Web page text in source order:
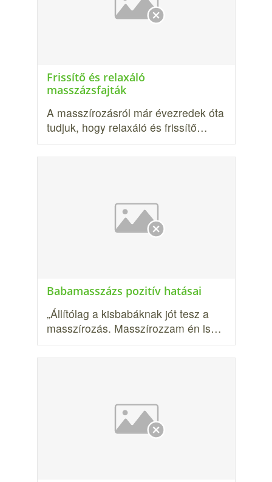
Frissítő és relaxáló
masszázsfajták
A masszírozásról már évezredek óta
tudjuk, hogy relaxáló és frissítő…
Babamasszázs pozitív hatásai
„Állítólag a kisbabáknak jót tesz a
masszírozás. Masszírozzam én is…